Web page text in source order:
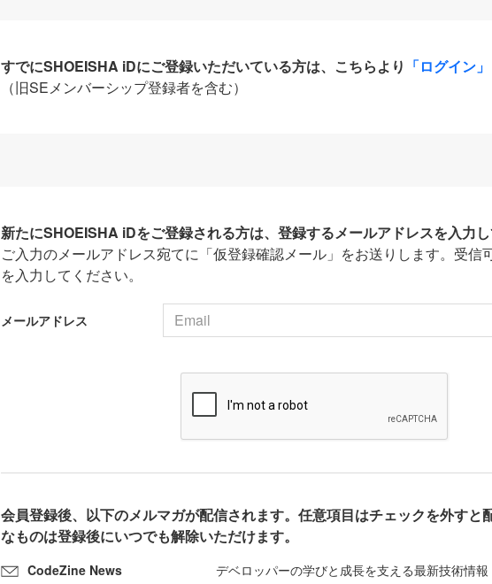
すでにSHOEISHA iDにご登録いただいている方は、こちらより 「ログイン」
（旧SEメンバーシップ登録者を含む）
新たにSHOEISHA iDをご登録される方は、登録するメールアドレスを入力し
ご入力のメールアドレス宛てに「仮登録確認メール」をお送りします。受信
を入力してください。
メールアドレス
会員登録後、以下のメルマガが配信されます。任意項目はチェックを外すと
なものは登録後にいつでも解除いただけます。
CodeZine News
デベロッパーの学びと成長を支える最新技術情報